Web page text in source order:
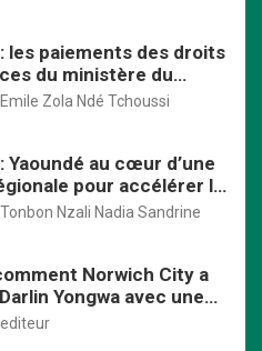
les paiements des droits
du ministère du
exclusivement
Emile Zola Ndé Tchoussi
Yaoundé au cœur d’une
pour accélérer la
de la ZLECAf en
Tonbon Nzali Nadia Sandrine
Norwich City a
Yongwa avec une
editeur